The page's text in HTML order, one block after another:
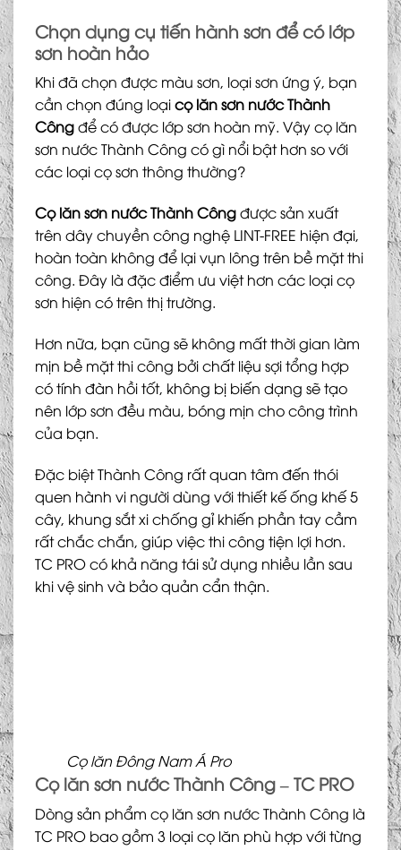
Chọn dụng cụ tiến hành sơn để có lớp
sơn hoàn hảo
Khi đã chọn được màu sơn, loại sơn ứng ý, bạn
cần chọn đúng loạicọ lăn sơn nước Thành
Côngđể có được lớp sơn hoàn mỹ. Vậy cọ lăn
sơn nước Thành Công có gì nổi bật hơn so với
các loại cọ sơn thông thường?
Cọ lăn sơn nước Thành Côngđược sản xuất
trên dây chuyền công nghệ LINT-FREE hiện đại,
hoàn toàn không để lại vụn lông trên bề mặt thi
công. Đây là đặc điểm ưu việt hơn các loại cọ
sơn hiện có trên thị trường.
Hơn nữa, bạn cũng sẽ không mất thời gian làm
mịn bề mặt thi công bởi chất liệu sợi tổng hợp
có tính đàn hồi tốt, không bị biến dạng sẽ tạo
nên lớp sơn đều màu, bóng mịn cho công trình
của bạn.
Đặc biệt Thành Công rất quan tâm đến thói
quen hành vi người dùng với thiết kế ống khế 5
cây, khung sắt xi chống gỉ khiến phần tay cầm
rất chắc chắn, giúp việc thi công tiện lợi hơn.
TC PRO có khả năng tái sử dụng nhiều lần sau
khi vệ sinh và bảo quản cẩn thận.
Cọ lăn Đông Nam Á Pro
Cọ lăn sơn nước Thành Công – TC PRO
Dòng sản phẩm cọ lăn sơn nước Thành Công là
TC PRO bao gồm 3 loại cọ lăn phù hợp với từng